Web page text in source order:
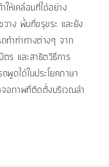
ให้เคลื่อนที่ได้อย่าง
าง พื้นที่ขรุขระ และยัง
ทำท่าทางต่างๆ จาก
ตร และสาธิตวิธีการ
ดได้ในประโยคภาษา
อภาพที่ติดตั้งบริเวณลำ